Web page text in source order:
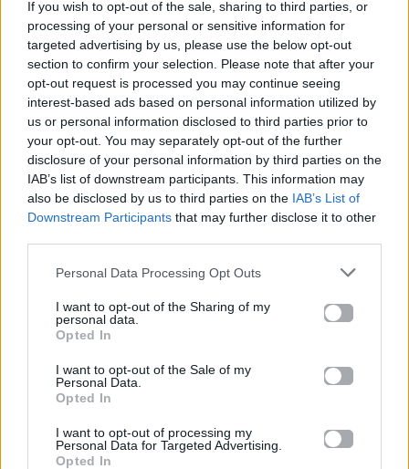
If you wish to opt-out of the sale, sharing to third parties, or
processing of your personal or sensitive information for
targeted advertising by us, please use the below opt-out
section to confirm your selection. Please note that after your
opt-out request is processed you may continue seeing
interest-based ads based on personal information utilized by
us or personal information disclosed to third parties prior to
your opt-out. You may separately opt-out of the further
disclosure of your personal information by third parties on the
IAB’s list of downstream participants. This information may
also be disclosed by us to third parties on the IAB’s List of
Downstream Participants that may further disclose it to other
Personal Data Processing Opt Outs
I want to opt-out of the Sharing of my
personal data.
Opted In
I want to opt-out of the Sale of my
Personal Data.
Opted In
I want to opt-out of processing my
Personal Data for Targeted Advertising.
Opted In
25.06.2026 04.06.2026
EUROVISION
ΕΡΤ: Εντυπωσιακή
στη φετινή Eurovision
Go out
Ηλεκτρικά πατίνια:
«παγίδα» θανάτου;
μετακίνησης